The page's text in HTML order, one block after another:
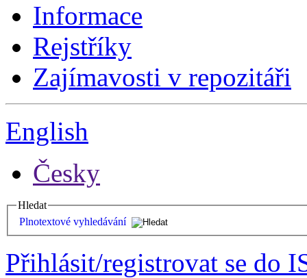
Informace
Rejstříky
Zajímavosti v repozitáři
English
Česky
Hledat
Plnotextové vyhledávání
Přihlásit/registrovat se do